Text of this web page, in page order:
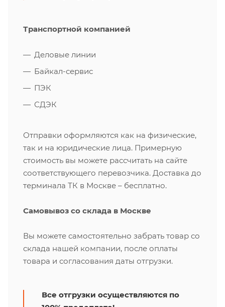
Транспортной компанией
Деловые линии
Байкал-сервис
ПЭК
СДЭК
Отправки оформляются как на физические,
так и на юридические лица. Примерную
стоимость вы можете рассчитать на сайте
соответствующего перевозчика. Доставка до
терминала ТК в Москве – бесплатно.
Самовывоз со склада в Москве
Вы можете самостоятельно забрать товар со
склада нашей компании, после оплаты
товара и согласования даты отгрузки.
Все отгрузки осуществляются по